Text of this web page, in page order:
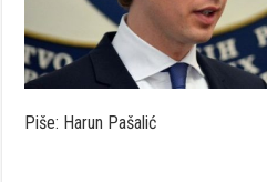
Piše: Harun Pašalić